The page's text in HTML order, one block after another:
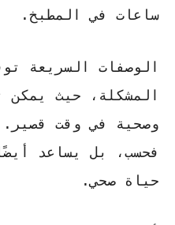
ساعات في المطبخ.
الوصفات السريعة
المشكلة، حيث يمكن
وصحية في وقت قصير.
فحسب، بل يساعد
حياة صحي.